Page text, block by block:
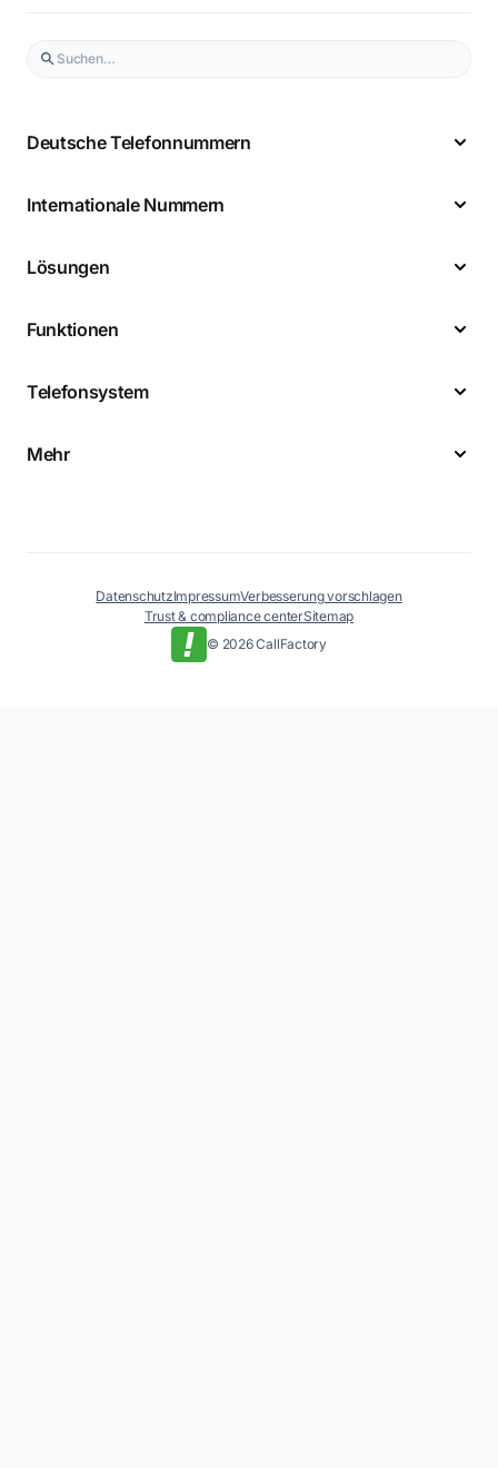
Deutsche Telefonnummern
Internationale Nummern
Lösungen
Funktionen
Telefonsystem
Mehr
© 2026 CallFactory
DatenschutzImpressumVerbesserung vorschlagen
Trust & compliance centerSitemap